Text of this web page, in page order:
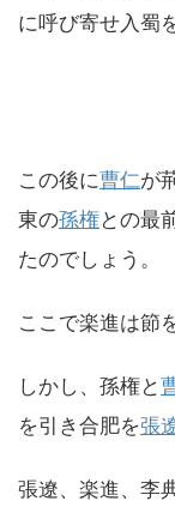
に呼び寄せ入蜀
この後に曹仁が
東の孫権との最
たのでしょう。
ここで楽進は節
しかし、孫権と
を引き合肥を張
張遼、楽進、李